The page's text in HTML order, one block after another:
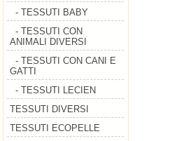
- TESSUTI BABY
- TESSUTI CON
ANIMALI DIVERSI
- TESSUTI CON CANI E
GATTI
- TESSUTI LECIEN
TESSUTI DIVERSI
TESSUTI ECOPELLE